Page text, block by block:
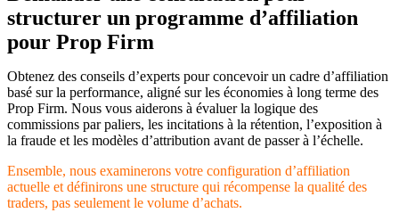
structurer un programme d’affiliation
pour Prop Firm
Obtenez des conseils d’experts pour concevoir un cadre d’affiliation
basé sur la performance, aligné sur les économies à long terme des
Prop Firm. Nous vous aiderons à évaluer la logique des
commissions par paliers, les incitations à la rétention, l’exposition à
la fraude et les modèles d’attribution avant de passer à l’échelle.
Ensemble, nous examinerons votre configuration d’affiliation
actuelle et définirons une structure qui récompense la qualité des
traders, pas seulement le volume d’achats.